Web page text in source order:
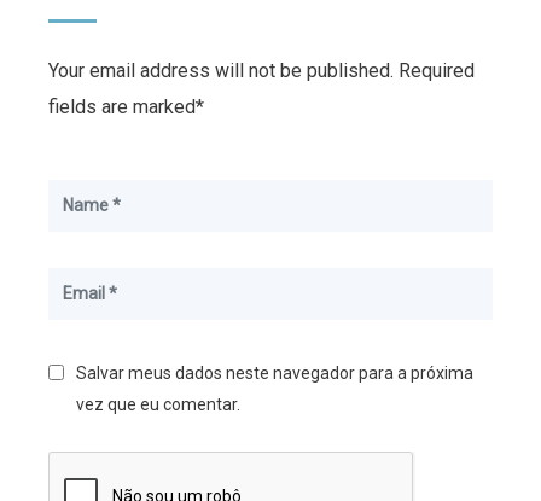
Your email address will not be published. Required
fields are marked*
Salvar meus dados neste navegador para a próxima
vez que eu comentar.